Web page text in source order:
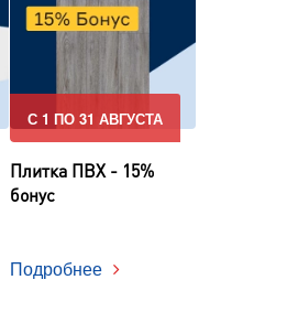
С 1 ПО 31 АВГУСТА
Плитка ПВХ - 15%
бонус
Подробнее